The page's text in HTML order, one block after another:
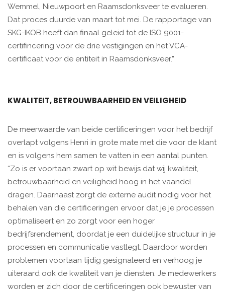
Wemmel, Nieuwpoort en Raamsdonksveer te evalueren.
Dat proces duurde van maart tot mei. De rapportage van
SKG-IKOB heeft dan finaal geleid tot de ISO 9001-
certifincering voor de drie vestigingen en het VCA-
certificaat voor de entiteit in Raamsdonksveer.”
KWALITEIT, BETROUWBAARHEID EN VEILIGHEID
De meerwaarde van beide certificeringen voor het bedrijf
overlapt volgens Henri in grote mate met die voor de klant
en is volgens hem samen te vatten in een aantal punten.
“Zo is er voortaan zwart op wit bewijs dat wij kwaliteit,
betrouwbaarheid en veiligheid hoog in het vaandel
dragen. Daarnaast zorgt de externe audit nodig voor het
behalen van die certificeringen ervoor dat je je processen
optimaliseert en zo zorgt voor een hoger
bedrijfsrendement, doordat je een duidelijke structuur in je
processen en communicatie vastlegt. Daardoor worden
problemen voortaan tijdig gesignaleerd en verhoog je
uiteraard ook de kwaliteit van je diensten. Je medewerkers
worden er zich door de certificeringen ook bewuster van